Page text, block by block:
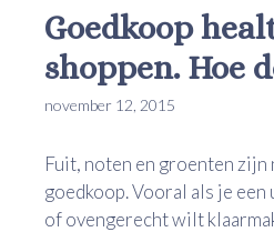
Goedkoop
shoppen. Hoe
november 12, 2015
Fuit, noten en groenten
goedkoop. Vooral als je
of ovengerecht wilt